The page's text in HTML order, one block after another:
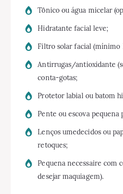
Tônico ou água micelar
Hidratante facial leve;
Filtro solar facial (mínimo
Antirrugas/antioxidante
conta-gotas;
Protetor labial ou batom
Pente ou escova pequena
Lenços umedecidos ou
retoques;
Pequena necessaire com
desejar maquiagem).